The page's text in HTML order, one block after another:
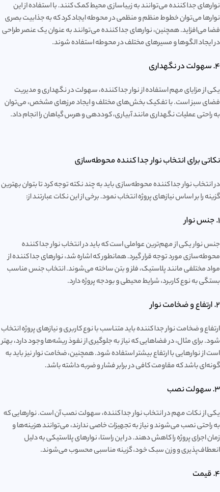
نوارهای جدا کننده می‌توانند به زیباسازی محیط کمک کنند. با استفاده از این
نوارها می‌توان خطوط منظم و منظمی در محوطه ایجاد کرد که به جذابیت بصری
فضا می‌افزاید. همچنین، نوارهای جدا کننده می‌توانند به عنوان یک عنصر طراحی
در ایجاد الگوها و مسیرهای مختلف در محوطه استفاده شوند.
4. سهولت در نگهداری
یکی از مزایای مهم استفاده از نوار جدا کننده، سهولت در نگهداری و مدیریت
فضای سبز است. با تفکیک بخش‌های مختلف و ایجاد مرزهای مشخص، می‌توان
به راحتی عملیات نگهداری مانند آبیاری، کوددهی و هرس گیاهان را انجام داد.
نکاتی برای انتخاب نوار جدا کننده محوطه‌سازی
در انتخاب نوار جدا کننده محوطه‌سازی باید به چند نکته توجه کرد تا بتوان بهترین
گزینه را بر اساس نیازهای پروژه انتخاب نمود. برخی از این نکات عبارتند از:
1. جنس نوار
جنس نوار یکی از مهم‌ترین عواملی است که باید در انتخاب نوار جدا کننده
محوطه‌سازی مورد توجه قرار گیرد. همانطور که اشاره شد، نوارهای جدا کننده از
مواد مختلفی مانند پلاستیک، فلز و بتن ساخته می‌شوند. انتخاب جنس مناسب
بستگی به نوع کاربرد، شرایط محیطی و بودجه پروژه دارد.
2. ارتفاع و ضخامت نوار
ارتفاع و ضخامت نوار جدا کننده باید متناسب با نوع کاربری و نیازهای پروژه انتخاب
شود. برای مثال، در فضاهایی که نیاز به جلوگیری از نفوذ ریشه‌ها وجود دارد، بهتر
است از نوارهایی با ارتفاع بیشتر استفاده شود. همچنین، ضخامت نوار نیز باید به
گونه‌ای باشد که مقاومت کافی در برابر فشار و ضربه داشته باشد.
3. سهولت نصب
یکی از نکات مهم در انتخاب نوار جدا کننده، سهولت نصب آن است. نوارهایی که
به راحتی نصب می‌شوند و نیاز به تجهیزات خاصی ندارند، می‌توانند هزینه‌ها و
زمان اجرای پروژه را کاهش دهند. در این راستا، نوارهای پلاستیکی به دلیل
انعطاف‌پذیری و وزن سبک خود، گزینه مناسبی محسوب می‌شوند.
4. قیمت